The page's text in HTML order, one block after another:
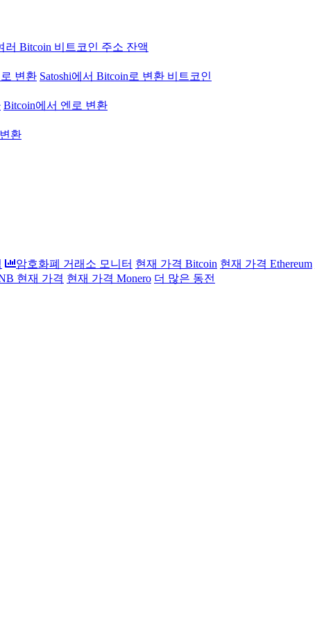
러 Bitcoin 비트코인 주소 잔액
로 변환 Satoshi에서 Bitcoin로 변환 비트코인
Bitcoin에서 엔로 변환
환
암호화폐 거래소 모니터 현재 가격 Bitcoin 현재 가격 Ethereum
현재 가격 현재 가격 Monero 더 많은 동전